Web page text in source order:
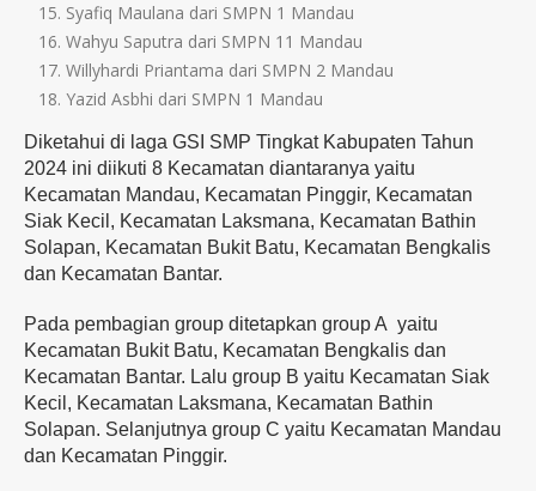
Syafiq Maulana dari SMPN 1 Mandau
Wahyu Saputra dari SMPN 11 Mandau
Willyhardi Priantama dari SMPN 2 Mandau
Yazid Asbhi dari SMPN 1 Mandau
Diketahui di laga GSI SMP Tingkat Kabupaten Tahun
2024 ini diikuti 8 Kecamatan diantaranya yaitu
Kecamatan Mandau, Kecamatan Pinggir, Kecamatan
Siak Kecil, Kecamatan Laksmana, Kecamatan Bathin
Solapan, Kecamatan Bukit Batu, Kecamatan Bengkalis
dan Kecamatan Bantar.
Pada pembagian group ditetapkan group A yaitu
Kecamatan Bukit Batu, Kecamatan Bengkalis dan
Kecamatan Bantar. Lalu group B yaitu Kecamatan Siak
Kecil, Kecamatan Laksmana, Kecamatan Bathin
Solapan. Selanjutnya group C yaitu Kecamatan Mandau
dan Kecamatan Pinggir.